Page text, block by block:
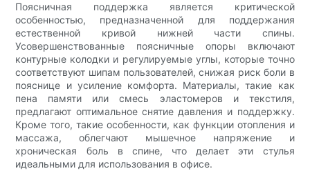
Поясничная поддержка является критической
особенностью, предназначенной для поддержания
естественной кривой нижней части спины.
Усовершенствованные поясничные опоры включают
контурные колодки и регулируемые углы, которые точно
соответствуют шипам пользователей, снижая риск боли в
пояснице и усиление комфорта. Материалы, такие как
пена памяти или смесь эластомеров и текстиля,
предлагают оптимальное снятие давления и поддержку.
Кроме того, такие особенности, как функции отопления и
массажа, облегчают мышечное напряжение и
хроническая боль в спине, что делает эти стулья
идеальными для использования в офисе.